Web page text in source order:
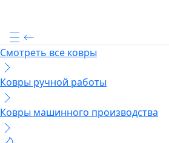
Смотреть все ковры
Ковры ручной работы
Ковры машинного производства